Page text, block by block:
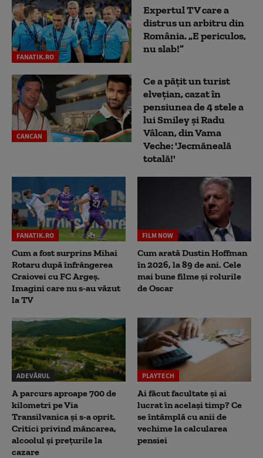
FANATIK.RO
Expertul TV care a
distrus un arbitru din
România. „E periculos,
nu slab!”
CANCAN
Ce a pățit un turist
elvețian, cazat în
pensiunea de 4 stele a
lui Smiley și Radu
Vâlcan, din Vama
Veche: 'Jecmăneală
totală!'
FANATIK.RO
Cum a fost surprins Mihai
Rotaru după înfrângerea
Craiovei cu FC Argeș.
Imagini care nu s-au văzut
la TV
FILM NOW
Cum arată Dustin Hoffman
în 2026, la 89 de ani. Cele
mai bune filme și rolurile
de Oscar
ADEVĂRUL
A parcurs aproape 700 de
kilometri pe Via
Transilvanica și s-a oprit.
Critici privind mâncarea,
alcoolul și prețurile la
cazare
PLAYTECH
Ai făcut facultate și ai
lucrat în același timp? Ce
se întâmplă cu anii de
vechime la calcularea
pensiei